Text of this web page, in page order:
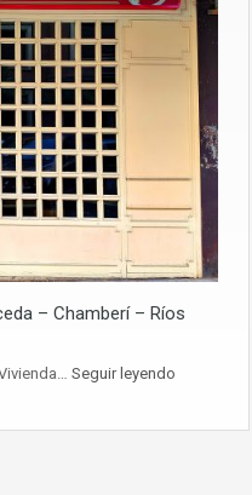
– Chamberí – Ríos
Seguir leyendo